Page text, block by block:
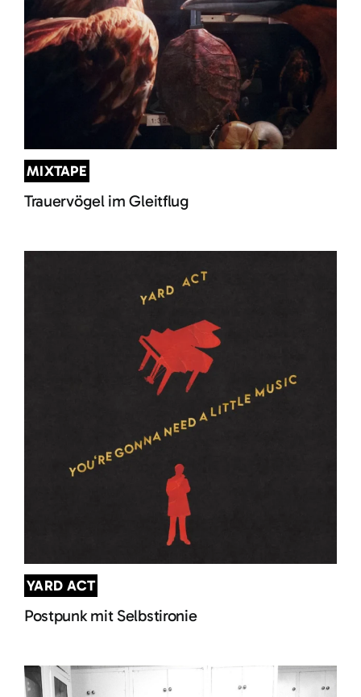
MIXTAPE
Trauervögel im Gleitflug
YARD ACT
Postpunk mit Selbstironie